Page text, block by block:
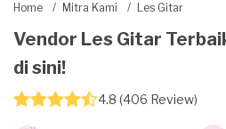
Home / Mitra Kami / Les Gitar
Vendor Les Gitar
di sini!
4.8 (406 Review)